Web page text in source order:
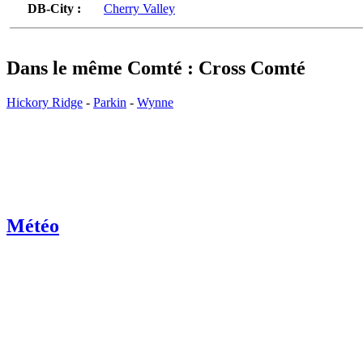
DB-City : Cherry Valley
Dans le même Comté : Cross Comté
Hickory Ridge - Parkin - Wynne
Météo